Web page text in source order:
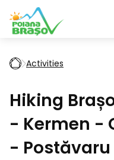
Activities
Hiking
- Kermen -
- Postăvaru